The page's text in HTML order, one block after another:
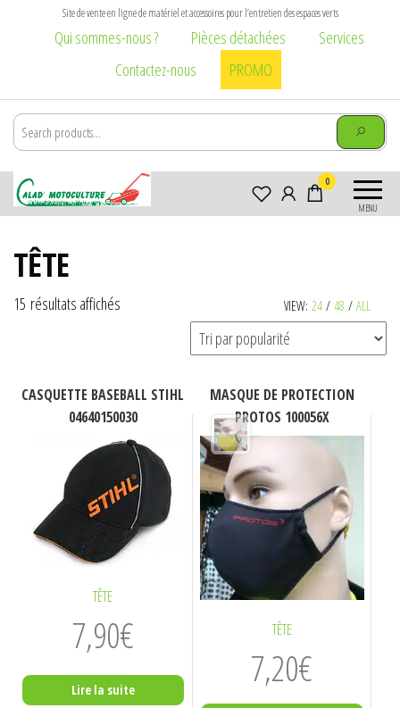
Site de vente en ligne de matériel et accessoires pour l’entretien des espaces verts
Qui sommes-nous ? Pièces détachées
Services
Contactez-nous
PROMO
Motoculture
l\'entretien des
broyeur,
brouette, taille
haie, élagage,
MENU
0
TÊTE
VIEW: 24 / 48 / ALL
15 résultats affichés
CASQUETTE BASEBALL STIHL
04640150030
TÊTE
7,90€
Lire la suite
MASQUE DE PROTECTION
PROTOS 100056X
TÊTE
7,20€